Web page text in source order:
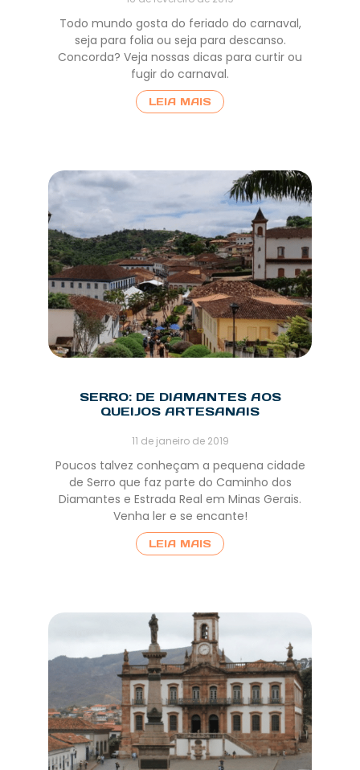
Todo mundo gosta do feriado do carnaval,
seja para folia ou seja para descanso.
Concorda? Veja nossas dicas para curtir ou
fugir do carnaval.
LEIA MAIS
SERRO: DE DIAMANTES AOS
QUEIJOS ARTESANAIS
11 de janeiro de 2019
Poucos talvez conheçam a pequena cidade
de Serro que faz parte do Caminho dos
Diamantes e Estrada Real em Minas Gerais.
Venha ler e se encante!
LEIA MAIS